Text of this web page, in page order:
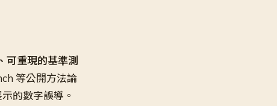
可重現的基準測
等公開方法論
的數字誤導。